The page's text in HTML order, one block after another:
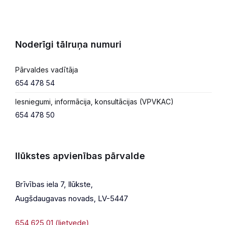
Noderīgi tālruņa numuri
Pārvaldes vadītāja
654 478 54
Iesniegumi, informācija, konsultācijas (VPVKAC)
654 478 50
Ilūkstes apvienības pārvalde
Brīvības iela 7, Ilūkste,
Augšdaugavas novads, LV-5447
654 625 01 (lietvede)